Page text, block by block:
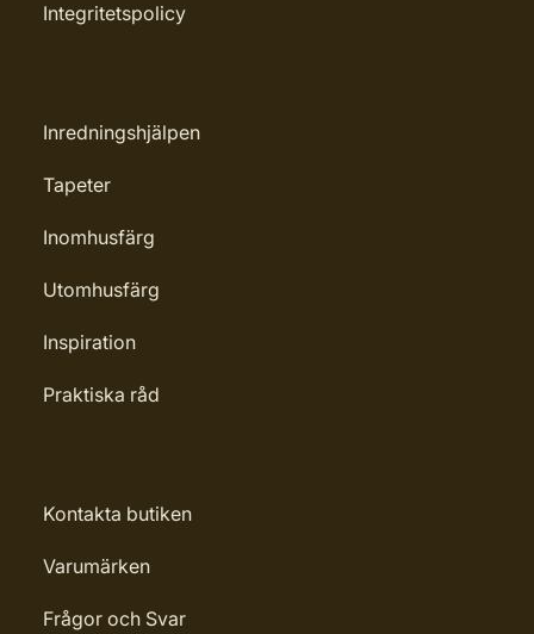
Integritetspolicy
Inredningshjälpen
Tapeter
Inomhusfärg
Utomhusfärg
Inspiration
Praktiska råd
Kontakta butiken
Varumärken
Frågor och Svar